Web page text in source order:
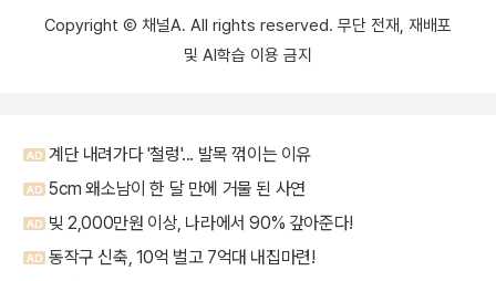
Copyright Ⓒ 채널A. All rights reserved. 무단 전재, 재배포
및 AI학습 이용 금지